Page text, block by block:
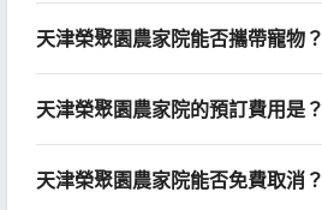
天津榮聚園農家院能否攜帶寵物？
天津榮聚園農家院的預訂費用是？
天津榮聚園農家院能否免費取消？